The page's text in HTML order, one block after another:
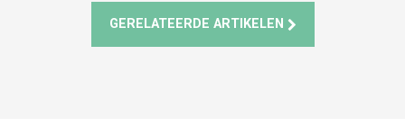
GERELATEERDE ARTIKELEN